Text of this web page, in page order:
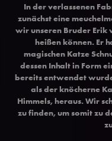
In der verlassenen
zunächst eine
wir unseren Bruder
heißen können. Er
magischen Katze
dessen Inhalt in Form
bereits entwendet
als der knöcherne
Himmels, heraus. Wir
zu finden, um somit zu